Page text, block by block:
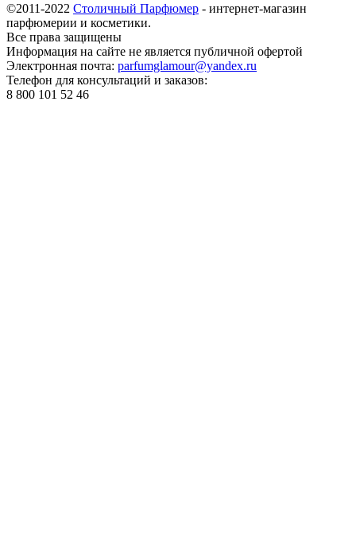
©2011-2022 Столичный Парфюмер - интернет-магазин
парфюмерии и косметики.
Все права защищены
Информация на сайте не является публичной офертой
Электронная почта: parfumglamour@yandex.ru
Телефон для консультаций и заказов:
8 800 101 52 46